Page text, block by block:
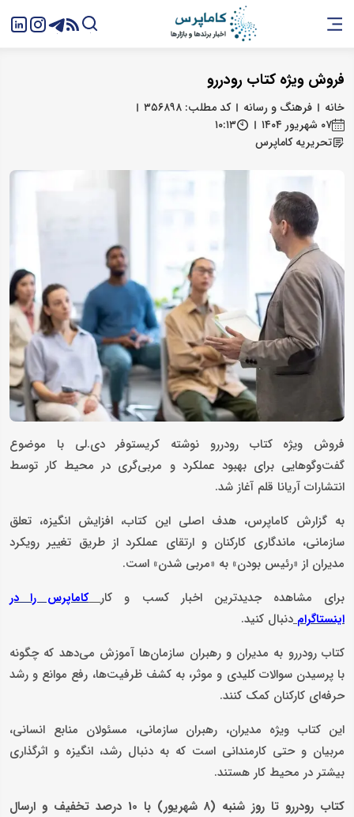
فروش ویژه کتاب رودررو
خانه فرهنگ و رسانه
کد مطلب: ۳۵۶۸۹۸
۰۷ شهریور ۱۴۰۴
۱۰:۱۳
تحریریه کاماپرس
فروش ویژه کتاب رودررو نوشته کریستوفر دی.لی با موضوع
گفت‌وگوهایی برای بهبود عملکرد و مربی‌گری در محیط کار توسط
انتشارات آریانا قلم آغاز شد.
به گزارش کاماپرس، هدف اصلی این کتاب، افزایش انگیزه، تعلق
سازمانی، ماندگاری کارکنان و ارتقای عملکرد از طریق تغییر رویکرد
مدیران از «رئیس بودن» به «مربی شدن» است.
برای مشاهده جدیدترین اخبار کسب و کار
کاماپرس را در
اینستاگرام دنبال کنید.
کتاب رودررو به مدیران و رهبران سازمان‌ها آموزش می‌دهد که چگونه
با پرسیدن سوالات کلیدی و موثر، به کشف ظرفیت‌ها، رفع موانع و رشد
حرفه‌ای کارکنان کمک کنند.
این کتاب ویژه مدیران، رهبران سازمانی، مسئولان منابع انسانی،
مربیان و حتی کارمندانی است که به دنبال رشد، انگیزه و اثرگذاری
بیشتر در محیط کار هستند.
کتاب رودررو تا روز شنبه (8 شهریور) با 10 درصد تخفیف و ارسال